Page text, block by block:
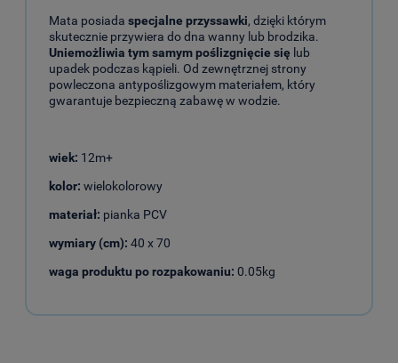
Mata posiada specjalne przyssawki, dzięki którym
skutecznie przywiera do dna wanny lub brodzika.
Uniemożliwia tym samym poślizgnięcie się lub
upadek podczas kąpieli. Od zewnętrznej strony
powleczona antypoślizgowym materiałem, który
gwarantuje bezpieczną zabawę w wodzie.
wiek: 12m+
kolor: wielokolorowy
materiał: pianka PCV
wymiary (cm): 40 x 70
waga produktu po rozpakowaniu: 0.05kg